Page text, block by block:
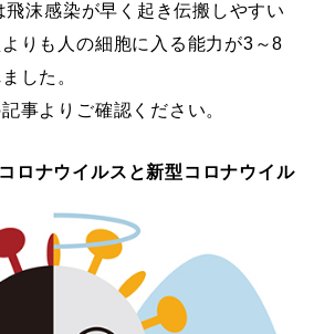
沫感染が早く起き伝搬しやすい
りも人の細胞に入る能力が3～8
した。
事よりご確認ください。
ロナウイルスと新型コロナウイル